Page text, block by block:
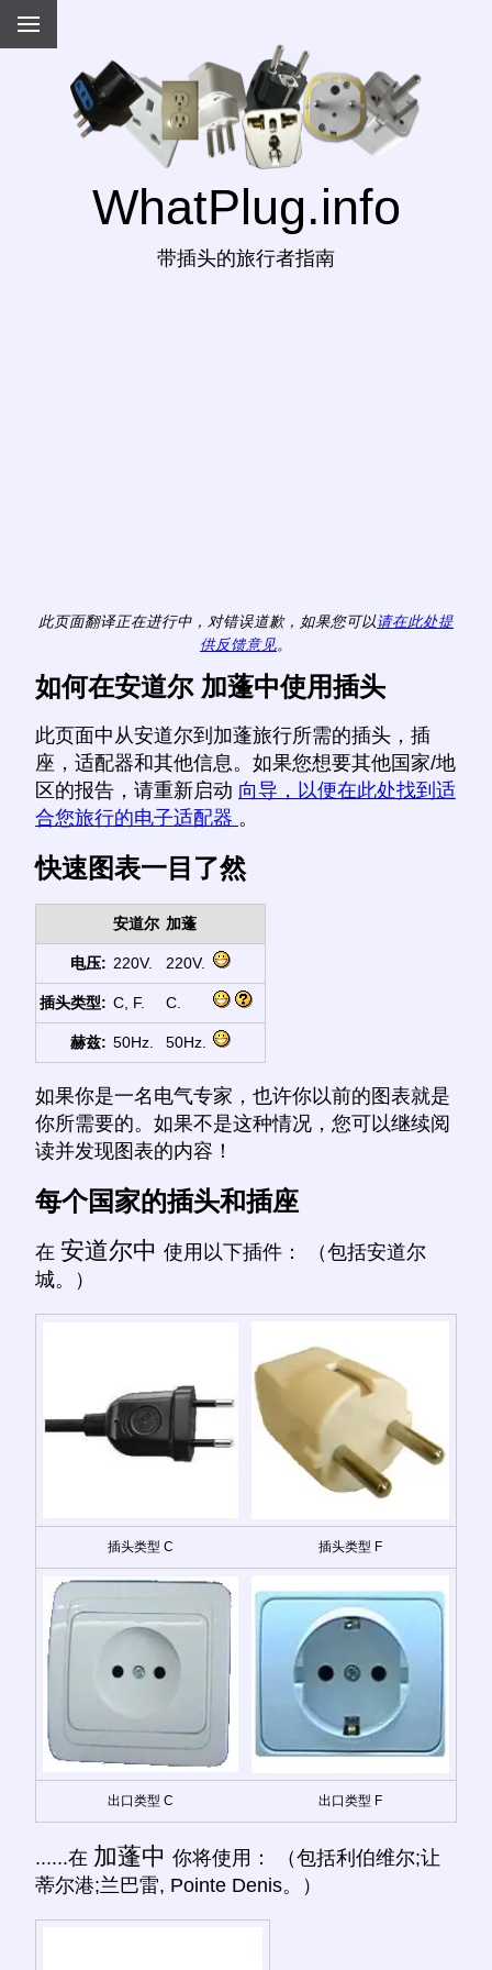
WhatPlug.info
带插头的旅行者指南
此页面翻译正在进行中，对错误道歉，如果您可以请在此处提
供反馈意见。
如何在安道尔 加蓬中使用插头
此页面中从安道尔到加蓬旅行所需的插头，插
座，适配器和其他信息。如果您想要其他国家/地
区的报告，请重新启动 向导，以便在此处找到适
合您旅行的电子适配器 。
快速图表一目了然
安道尔 加蓬
电压: 220V. 220V.
插头类型: C, F. C.
赫兹: 50Hz. 50Hz.
如果你是一名电气专家，也许你以前的图表就是
你所需要的。如果不是这种情况，您可以继续阅
读并发现图表的内容！
每个国家的插头和插座
在 安道尔中 使用以下插件： （包括安道尔
城。）
插头类型 C 插头类型 F
出口类型 C 出口类型 F
......在 加蓬中 你将使用： （包括利伯维尔;让
蒂尔港;兰巴雷, Pointe Denis。）